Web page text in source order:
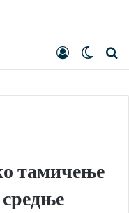
Switch
skin
Prijavite
se
тамичење